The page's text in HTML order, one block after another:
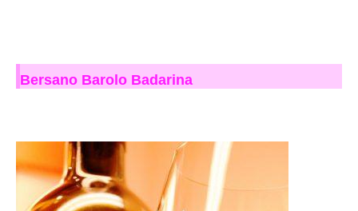
Bersano Barolo Badarina